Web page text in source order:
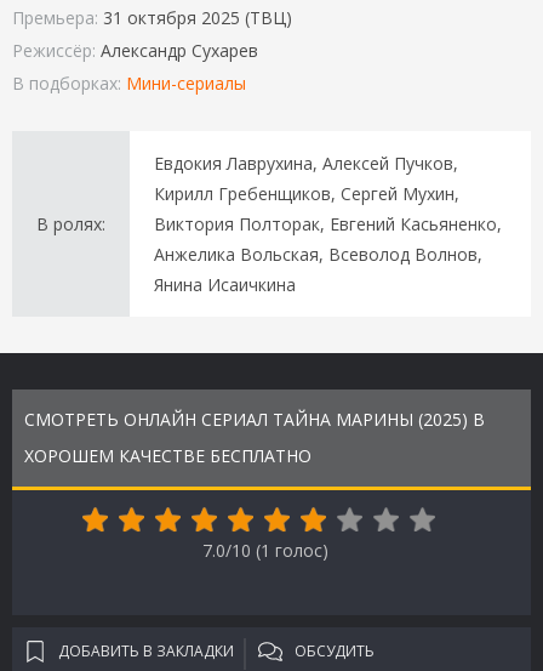
Премьера: 31 октября 2025 (ТВЦ)
Режиссёр: Александр Сухарев
В подборках: Мини-сериалы
В ролях:
Евдокия Лаврухина, Алексей Пучков,
Кирилл Гребенщиков, Сергей Мухин,
Виктория Полторак, Евгений Касьяненко,
Анжелика Вольская, Всеволод Волнов,
Янина Исаичкина
СМОТРЕТЬ ОНЛАЙН СЕРИАЛ ТАЙНА МАРИНЫ (2025) В
ХОРОШЕМ КАЧЕСТВЕ БЕСПЛАТНО
7.0/10 (1 голос)
ДОБАВИТЬ В ЗАКЛАДКИ ОБСУДИТЬ